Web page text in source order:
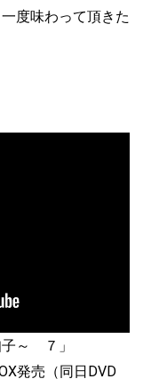
度味わって頂きた
～ ７」
発売（同日DVD